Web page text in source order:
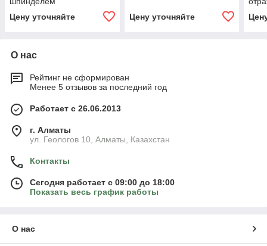
Цену уточняйте
Цену уточняйте
О нас
Рейтинг не сформирован
Менее 5 отзывов за последний год
Работает с 26.06.2013
г. Алматы
ул. Геологов 10, Алматы, Казахстан
Контакты
Сегодня работает с 09:00 до 18:00
Показать весь график работы
О нас